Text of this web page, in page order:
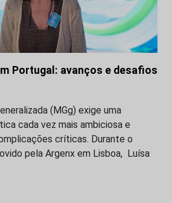
Portugal: avanços e desafios
(MGg) exige uma
cada vez mais ambiciosa e
críticas. Durante o
pela Argenx em Lisboa, Luísa